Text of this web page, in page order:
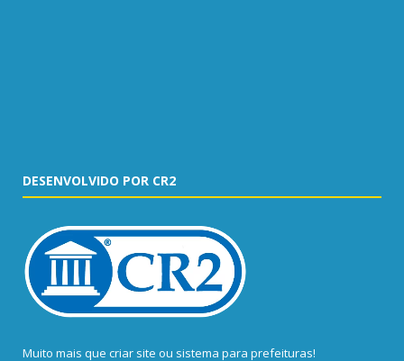
DESENVOLVIDO POR CR2
Muito mais que criar site ou sistema para prefeituras!